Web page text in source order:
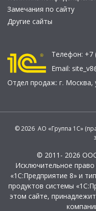
Замечания по сайту
Другие сайты
Телефон: +7
Email:
Отдел продаж: г. Москва,
© 2026 АО «Группа 1С»
© 2011- 2026
Исключительное
«1С:Предприятие 8» и
продуктов системы
этом сайте,